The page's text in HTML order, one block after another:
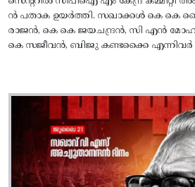
ൻ പതാക ഉയർത്തി. സഖാക്കൾ കെ കെ
രാജൻ, കെ കെ ജയചന്ദ്രൻ, സി എൻ
കെ സജീവൻ, ബിജു കണ്ടക്കൈ എന്നിവർ